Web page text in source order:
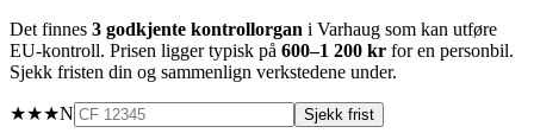
Det finnes 3 godkjente kontrollorgan i Varhaug som kan utføre
EU-kontroll. Prisen ligger typisk på 600–1 200 kr for en personbil.
Sjekk fristen din og sammenlign verkstedene under.
★★★N Sjekk frist